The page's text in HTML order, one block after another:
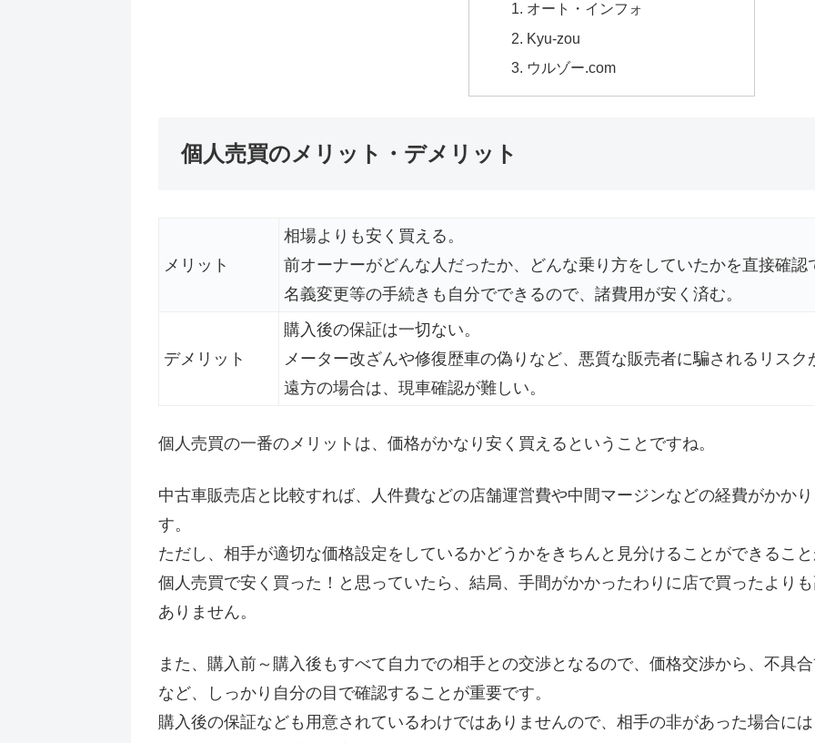
オート・インフォ
Kyu-zou
ウルゾー.com
個人売買のメリット・デメリット
メリット
相場よりも安く買える。
前オーナーがどんな人だったか、どんな乗り方をしていたかを直接確認
名義変更等の手続きも自分でできるので、諸費用が安く済む。
デメリット
購入後の保証は一切ない。
メーター改ざんや修復歴車の偽りなど、悪質な販売者に騙されるリスク
遠方の場合は、現車確認が難しい。
個人売買の一番のメリットは、価格がかなり安く買えるということですね。
中古車販売店と比較すれば、人件費などの店舗運営費や中間マージンなどの経費がかか
す。
ただし、相手が適切な価格設定をしているかどうかをきちんと見分けることができるこ
個人売買で安く買った！と思っていたら、結局、手間がかかったわりに店で買ったより
ありません。
また、購入前～購入後もすべて自力での相手との交渉となるので、価格交渉から、不具
など、しっかり自分の目で確認することが重要です。
購入後の保証なども用意されているわけではありませんので、相手の非があった場合に